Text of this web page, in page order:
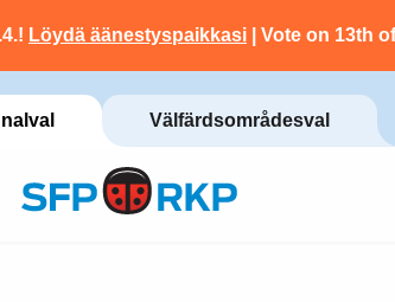
Löydä äänestyspaikkasi | Vote on 13th
Välfärdsområdesval